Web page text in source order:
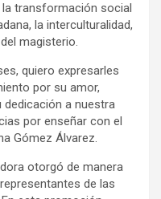
transformación social
la interculturalidad,
magisterio.
quiero expresarles
por su amor,
a nuestra
por enseñar con el
Gómez Álvarez.
otorgó de manera
de las